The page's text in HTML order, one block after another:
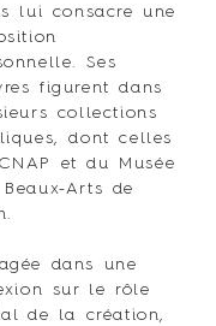
lui consacre une
Ses
figurent dans
collections
dont celles
et du Musée
Beaux-Arts de
dans une
sur le rôle
de la création,